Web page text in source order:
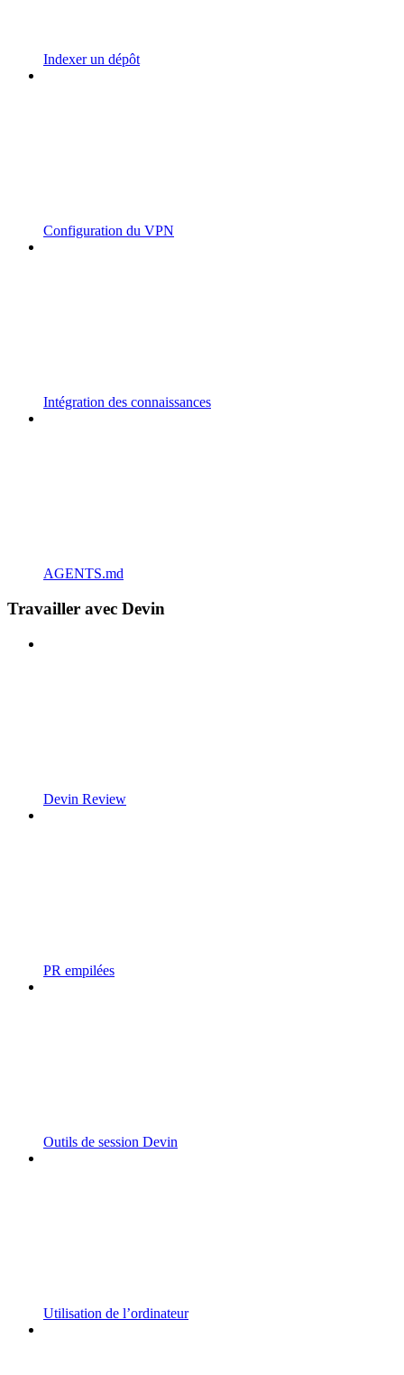
Indexer un dépôt
Configuration du VPN
Intégration des connaissances
AGENTS.md
Travailler avec Devin
Devin Review
PR empilées
Outils de session Devin
Utilisation de l’ordinateur